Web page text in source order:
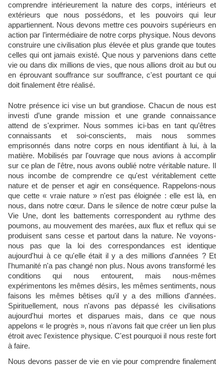
comprendre intérieurement la nature des corps, intérieurs et
extérieurs que nous possédons, et les pouvoirs qui leur
appartiennent. Nous devons mettre ces pouvoirs supérieurs en
action par l’intermédiaire de notre corps physique. Nous devons
construire une civilisation plus élevée et plus grande que toutes
celles qui ont jamais existé. Que nous y parvenions dans cette
vie ou dans dix millions de vies, que nous allions droit au but ou
en éprouvant souffrance sur souffrance, c'est pourtant ce qui
doit finalement être réalisé.
Notre présence ici vise un but grandiose. Chacun de nous est
investi d’une grande mission et une grande connaissance
attend de s'exprimer. Nous sommes ici-bas en tant qu’êtres
connaissants et soi-conscients, mais nous sommes
emprisonnés dans notre corps en nous identifiant à lui, à la
matière. Mobilisés par l'ouvrage que nous avions à accomplir
sur ce plan de l'être, nous avons oublié notre véritable nature. Il
nous incombe de comprendre ce qu'est véritablement cette
nature et de penser et agir en conséquence. Rappelons-nous
que cette « vraie nature » n'est pas éloignée : elle est là, en
nous, dans notre cœur. Dans le silence de notre cœur pulse la
Vie Une, dont les battements correspondent au rythme des
poumons, au mouvement des marées, aux flux et reflux qui se
produisent sans cesse et partout dans la nature. Ne voyons-
nous pas que la loi des correspondances est identique
aujourd'hui à ce qu'elle était il y a des millions d'années ? Et
l'humanité n'a pas changé non plus. Nous avons transformé les
conditions qui nous entourent, mais nous-mêmes
expérimentons les mêmes désirs, les mêmes sentiments, nous
faisons les mêmes bêtises qu'il y a des millions d'années.
Spirituellement, nous n'avons pas dépassé les civilisations
aujourd'hui mortes et disparues mais, dans ce que nous
appelons « le progrès », nous n'avons fait que créer un lien plus
étroit avec l'existence physique. C'est pourquoi il nous reste fort
à faire.
Nous devons passer de vie en vie pour comprendre finalement